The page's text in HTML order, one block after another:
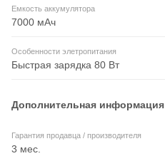
Емкость аккумулятора
7000 мАч
Особенности элетропитания
Быстрая зарядка 80 Вт
Дополнительная информация
Гарантия продавца / производителя
3 мес.